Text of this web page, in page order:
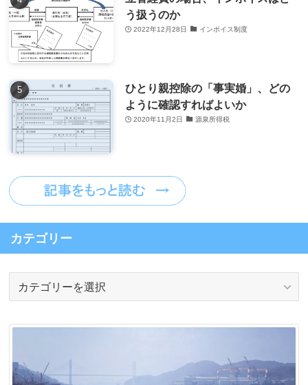
う扱うのか
2022年12月28日 インボイス制度
ひとり親控除の「事実婚」、どの
ように確認すればよいか
2020年11月2日 源泉所得税
カテゴリー
リ